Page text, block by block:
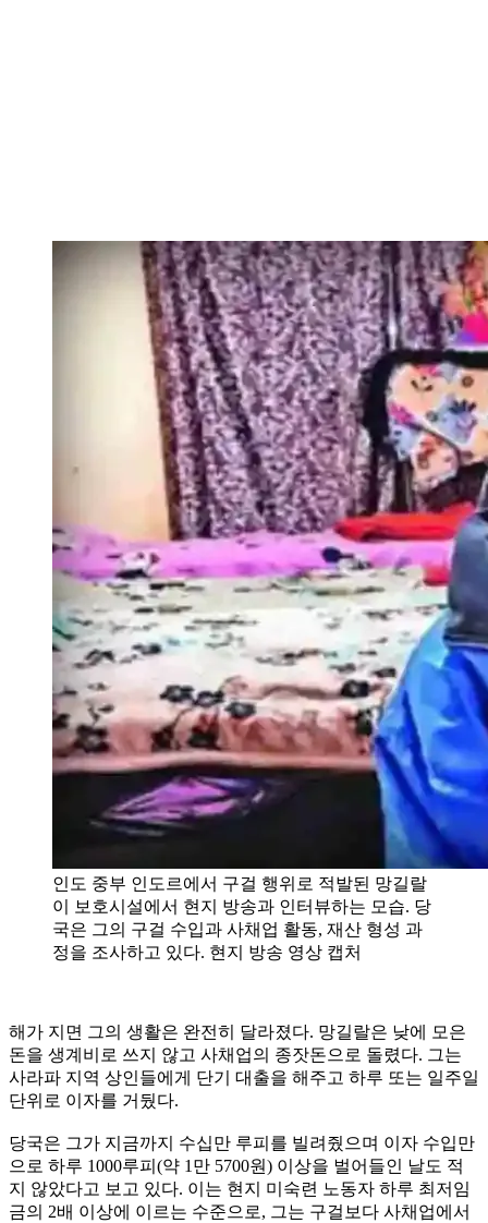
인도 중부 인도르에서 구걸 행위로 적발된 망길랄
이 보호시설에서 현지 방송과 인터뷰하는 모습. 당
국은 그의 구걸 수입과 사채업 활동, 재산 형성 과
정을 조사하고 있다. 현지 방송 영상 캡처
해가 지면 그의 생활은 완전히 달라졌다. 망길랄은 낮에 모은
돈을 생계비로 쓰지 않고 사채업의 종잣돈으로 돌렸다. 그는
사라파 지역 상인들에게 단기 대출을 해주고 하루 또는 일주일
단위로 이자를 거뒀다.
당국은 그가 지금까지 수십만 루피를 빌려줬으며 이자 수입만
으로 하루 1000루피(약 1만 5700원) 이상을 벌어들인 날도 적
지 않았다고 보고 있다. 이는 현지 미숙련 노동자 하루 최저임
금의 2배 이상에 이르는 수준으로, 그는 구걸보다 사채업에서